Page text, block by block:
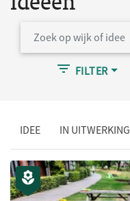
FILTER
IDEE IN UITWERKING